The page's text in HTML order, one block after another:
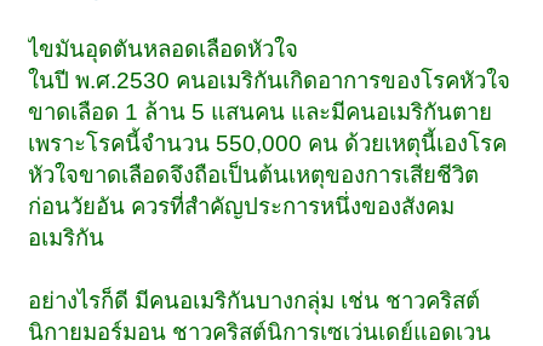
ไขมันอุดตันหลอดเลือดหัวใจ
ในปี พ.ศ.2530 คนอเมริกันเกิดอาการของโรคหัวใจ
ขาดเลือด 1 ล้าน 5 แสนคน และมีคนอเมริกันตาย
เพราะโรคนี้จำนวน 550,000 คน ด้วยเหตุนี้เองโรค
หัวใจขาดเลือดจึงถือเป็นต้นเหตุของการเสียชีวิต
ก่อนวัยอัน ควรที่สำคัญประการหนึ่งของสังคม
อเมริกัน
อย่างไรก็ดี มีคนอเมริกันบางกลุ่ม เช่น ชาวคริสต์
นิกายมอร์มอน ชาวคริสต์นิการเซเว่นเดย์แอดเวน